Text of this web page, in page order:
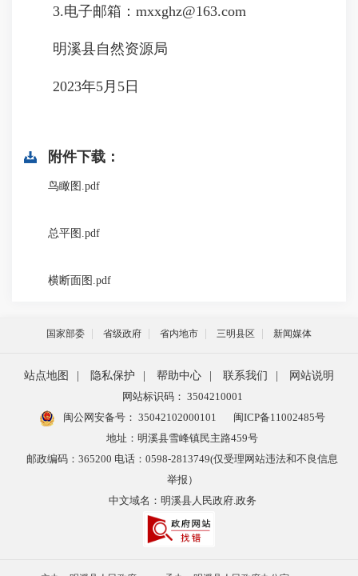
3.电子邮箱：mxxghz@163.com
明溪县自然资源局
2023年5月5日
附件下载：
鸟瞰图.pdf
总平图.pdf
横断面图.pdf
国家部委 省级政府 省内地市 三明县区 新闻媒体
站点地图 隐私保护 帮助中心 联系我们
网站说明
网站标识码： 3504210001
闽公网安备号： 35042102000101
闽ICP备11002485号
地址：明溪县雪峰镇民主路459号
邮政编码：365200 电话：0598-2813749(仅受理网站违法和不良信息
举报）
中文域名：明溪县人民政府.政务